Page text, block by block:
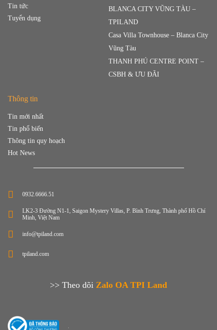
Tin tức
Tuyển dụng
BLANCA CITY VŨNG TÀU –
TPILAND
Casa Villa Townhouse – Blanca City
Vũng Tàu
THANH PHÚ CENTRE POINT –
CSBH & ƯU ĐÃI
Thông tin
Tin mới nhất
Tin phổ biến
Thông tin quy hoạch
Hot News
0932.6666.51
LK2-3 Đường N1-1, Saigon Mystery Villas, P. Bình Trưng, Thành phố Hồ Chí
Minh, Việt Nam
info@tpiland.com
tpiland.com
>> Theo dõi Zalo OA TPI Land